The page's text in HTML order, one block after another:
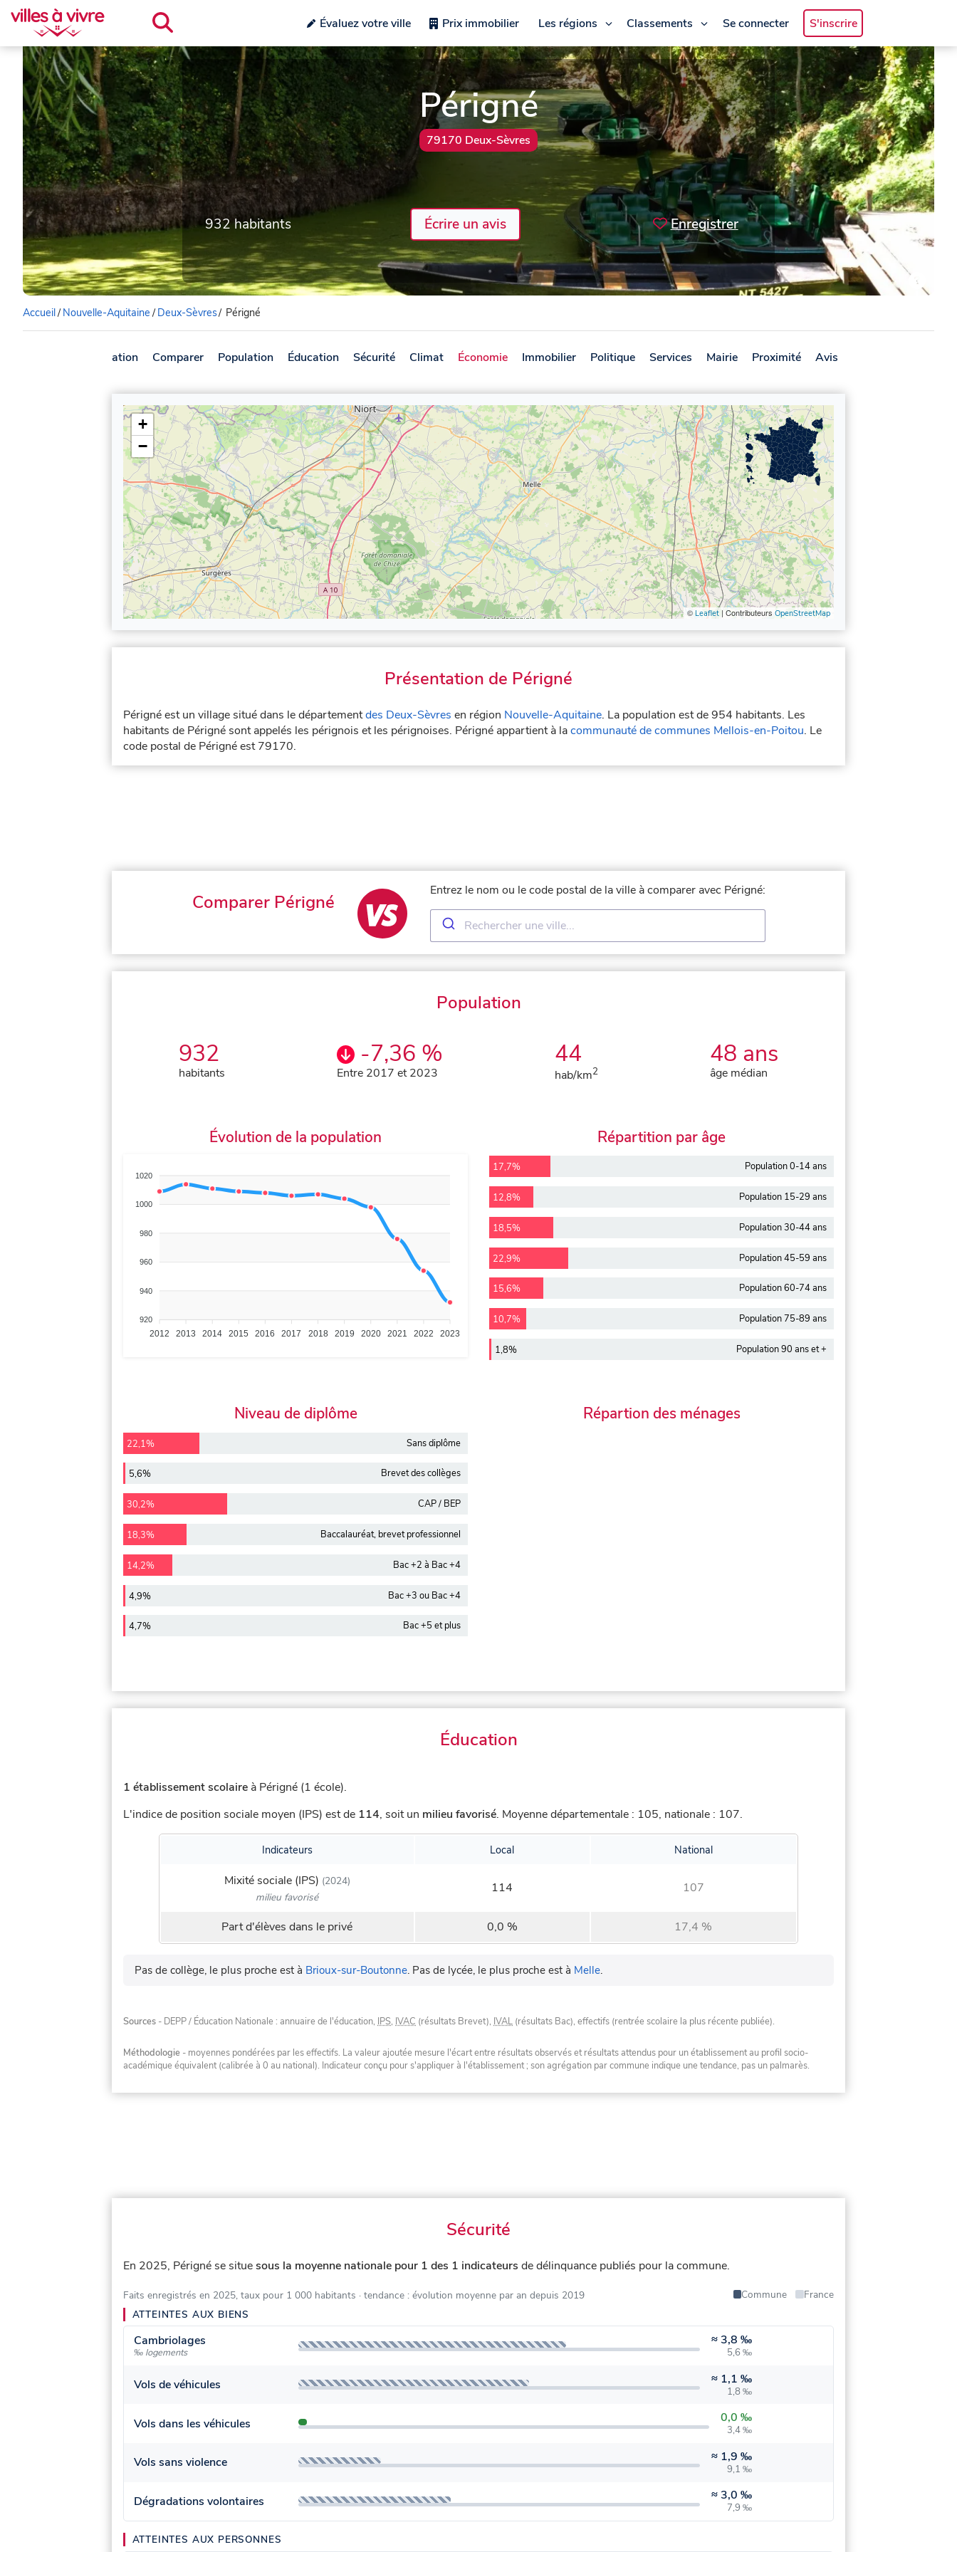
Évaluez votre ville Prix immobilier Les régions Classements Se connecter S'inscrire
Périgné
79170 Deux-Sèvres
932 habitants Écrire un avis Enregistrer
Accueil/ Nouvelle-Aquitaine/ Deux-Sèvres/ Périgné
Présentation Comparer Population Éducation Sécurité Climat Économie Immobilier Politique Services Mairie Proximité Avis
+
−
© Leaflet | Contributeurs OpenStreetMap
Présentation de Périgné
Périgné est un village situé dans le départementdes Deux-Sèvres en région Nouvelle-Aquitaine. La population est de 954 habitants. Les
habitants de Périgné sont appelés les pérignois et les pérignoises. Périgné appartient à lacommunauté de communes Mellois-en-Poitou. Le
code postal de Périgné est 79170.
Comparer Périgné
Entrez le nom ou le code postal de la ville à comparer avec Périgné:
Population
932
habitants
-7,36 %
Entre 2017 et 2023
44
hab/km2
48 ans
âge médian
Évolution de la population
1020
1000
980
960
940
920
2012 2013 2014 2015 2016 2017 2018 2019 2020 2021 2022 2023
Répartition par âge
17,7% Population 0-14 ans
12,8% Population 15-29 ans
18,5% Population 30-44 ans
22,9% Population 45-59 ans
15,6% Population 60-74 ans
10,7% Population 75-89 ans
1,8% Population 90 ans et +
Niveau de diplôme
22,1% Sans diplôme
5,6% Brevet des collèges
30,2% CAP / BEP
18,3% Baccalauréat, brevet professionnel
14,2% Bac +2 à Bac +4
4,9% Bac +3 ou Bac +4
4,7% Bac +5 et plus
Répartion des ménages
Éducation
1 établissement scolaire à Périgné (1 école).
L'indice de position sociale moyen (IPS) est de 114, soit un milieu favorisé. Moyenne départementale : 105, nationale : 107.
Indicateurs Local National
Mixité sociale (IPS) (2024)
milieu favorisé
114 107
Part d'élèves dans le privé 0,0 % 17,4 %
Pas de collège, le plus proche est à Brioux-sur-Boutonne. Pas de lycée, le plus proche est à Melle.
Sources - DEPP / Éducation Nationale : annuaire de l'éducation, IPS, IVAC (résultats Brevet), IVAL (résultats Bac), effectifs (rentrée scolaire la plus récente publiée).
Méthodologie - moyennes pondérées par les effectifs. La valeur ajoutée mesure l'écart entre résultats observés et résultats attendus pour un établissement au profil socio-
académique équivalent (calibrée à 0 au national). Indicateur conçu pour s'appliquer à l'établissement ; son agrégation par commune indique une tendance, pas un palmarès.
Sécurité
En 2025, Périgné se situesous la moyenne nationale pour 1 des 1 indicateurs de délinquance publiés pour la commune.
Faits enregistrés en 2025, taux pour 1 000 habitants · tendance : évolution moyenne par an depuis 2019 Commune
France
ATTEINTES AUX BIENS
Cambriolages
‰ logements
≈ 3,8 ‰
5,6 ‰
Vols de véhicules ≈ 1,1 ‰
1,8 ‰
Vols dans les véhicules 0,0 ‰
3,4 ‰
Vols sans violence ≈ 1,9 ‰
9,1 ‰
Dégradations volontaires ≈ 3,0 ‰
7,9 ‰
ATTEINTES AUX PERSONNES